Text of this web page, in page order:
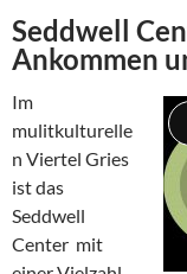
Seddwell
Ankommen
Im
mulitkulturelle
n Viertel Gries
ist das
Seddwell
Center mit